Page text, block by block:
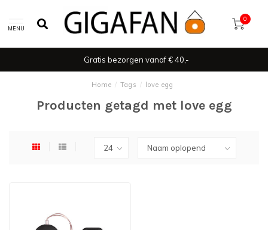
MENU
0
Gratis bezorgen vanaf € 40,-
Home / Tags / love egg
Producten getagd met love egg